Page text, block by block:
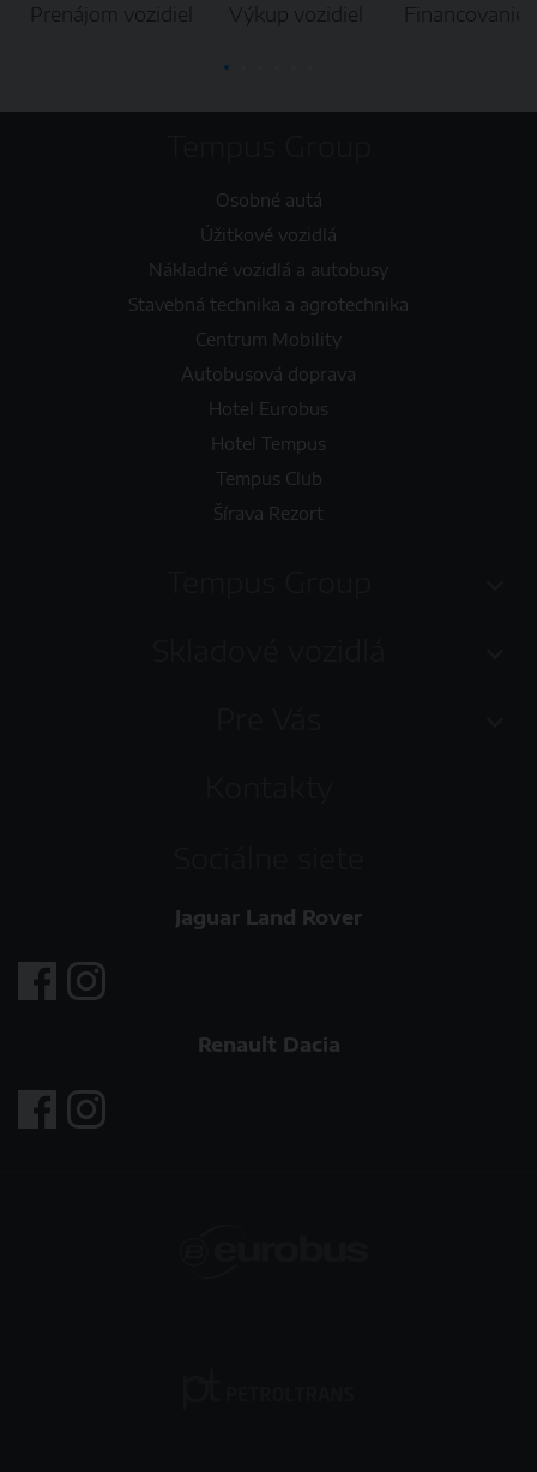
Prenájom vozidiel Výkup vozidiel Financovanie
Osobné autá
Úžitkové vozidlá
Nákladné vozidlá a autobusy
Stavebná technika a agrotechnika
Centrum Mobility
Autobusová doprava
Hotel Eurobus
Hotel Tempus
Tempus Club
Šírava Rezort
Jaguar Land Rover
Renault Dacia